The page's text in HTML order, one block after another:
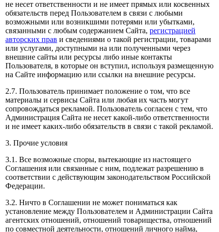
не несет ответственности и не имеет прямых или косвенных
обязательств перед Пользователем в связи с любыми
возможными или возникшими потерями или убытками,
связанными с любым содержанием Сайта, регистрацией
авторских прав и сведениями о такой регистрации, товарами
или услугами, доступными на или полученными через
внешние сайты или ресурсы либо иные контакты
Пользователя, в которые он вступил, используя размещенную
на Сайте информацию или ссылки на внешние ресурсы.
2.7. Пользователь принимает положение о том, что все
материалы и сервисы Сайта или любая их часть могут
сопровождаться рекламой. Пользователь согласен с тем, что
Администрация Сайта не несет какой-либо ответственности
и не имеет каких-либо обязательств в связи с такой рекламой.
3. Прочие условия
3.1. Все возможные споры, вытекающие из настоящего
Соглашения или связанные с ним, подлежат разрешению в
соответствии с действующим законодательством Российской
Федерации.
3.2. Ничто в Соглашении не может пониматься как
установление между Пользователем и Администрации Сайта
агентских отношений, отношений товарищества, отношений
по совместной деятельности, отношений личного найма,